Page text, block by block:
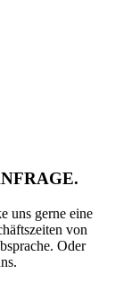
uns gerne eine
von
Oder